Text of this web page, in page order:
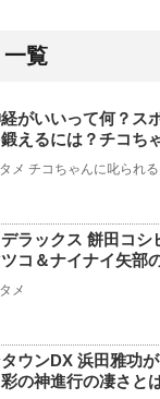
一覧
がいいって何？ス
えるには？チコち
メ チコちゃんに叱られる
ラックス 餅田コシ
コ＆ナイナイ矢部
メ
ウンDX 浜田雅功
の神進行の凄さと